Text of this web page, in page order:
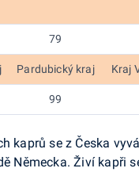
79
Pardubický kraj Kraj
99
kaprů se z Česka
Německa. Živí kapři